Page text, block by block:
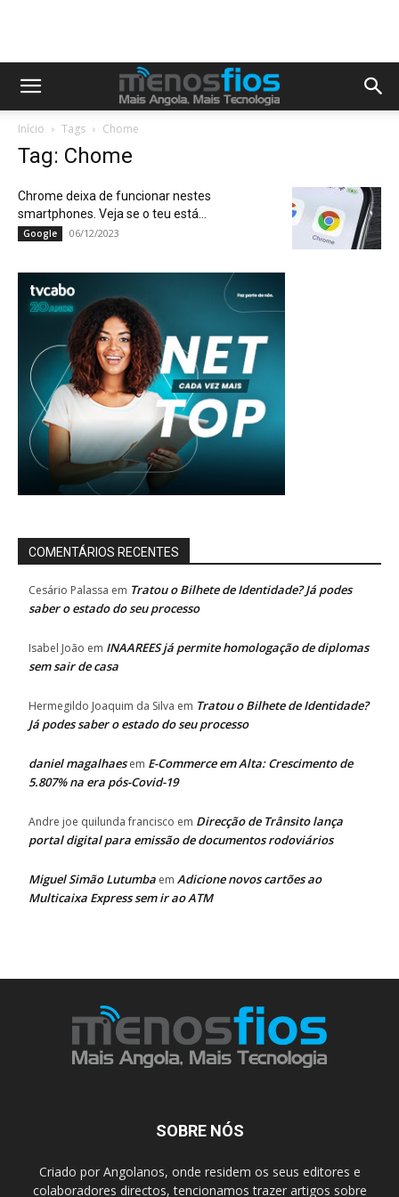
Início Tags Chome
Tag: Chome
Chrome deixa de funcionar nestes
smartphones. Veja se o teu está...
Google 06/12/2023
COMENTÁRIOS RECENTES
Cesário Palassa em Tratou o Bilhete de Identidade? Já podes
saber o estado do seu processo
Isabel João em INAAREES já permite homologação de diplomas
sem sair de casa
Hermegildo Joaquim da Silva em Tratou o Bilhete de Identidade?
Já podes saber o estado do seu processo
daniel magalhaesem E-Commerce em Alta: Crescimento de
5.807% na era pós-Covid-19
Andre joe quilunda francisco em Direcção de Trânsito lança
portal digital para emissão de documentos rodoviários
Miguel Simão Lutumba em Adicione novos cartões ao
Multicaixa Express sem ir ao ATM
SOBRE NÓS
Criado por Angolanos, onde residem os seus editores e
colaboradores directos, tencionamos trazer artigos sobre